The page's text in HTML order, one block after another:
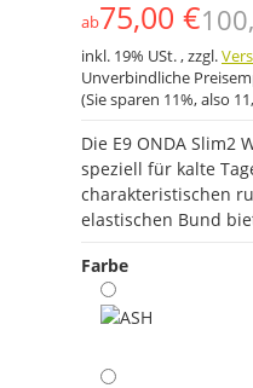
ab75,00 €
inkl. 19% USt. , zzgl.
Unverbindliche
(Sie sparen 11%, also
Die E9 ONDA Slim2
speziell für kalte
charakteristischen
elastischen Bund
Farbe
ASH